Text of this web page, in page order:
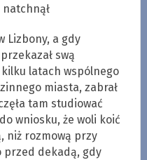
Lizbony, a gdy
swą
latach wspólnego
miasta, zabrał
tam studiować
wniosku, że woli koić
niż rozmową przy
przed dekadą, gdy